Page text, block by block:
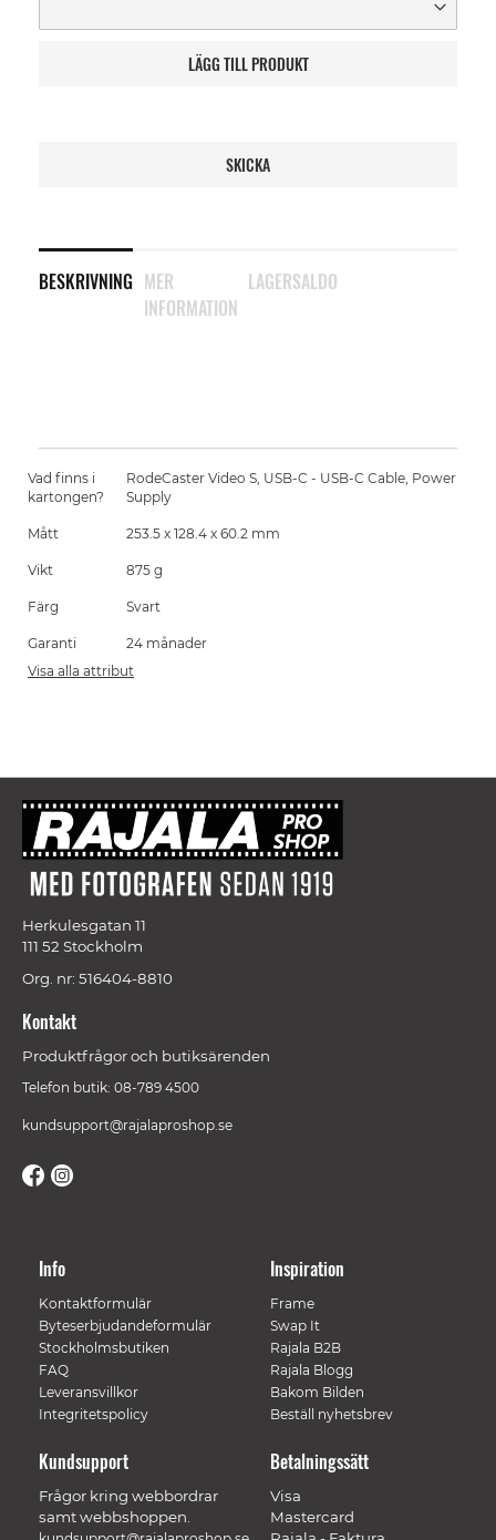
LÄGG TILL PRODUKT
SKICKA
BESKRIVNING MER
INFORMATION
LAGERSALDO
Vad finns i
kartongen?
RodeCaster Video S, USB-C - USB-C Cable, Power
Supply
Mått 253.5 x 128.4 x 60.2 mm
Vikt 875 g
Färg Svart
Garanti
24 månader
Visa alla attribut
Herkulesgatan 11
111 52 Stockholm
Org. nr: 516404-8810
Kontakt
Produktfrågor och butiksärenden
Telefon butik: 08-789 4500
kundsupport@rajalaproshop.se
Info
Kontaktformulär
Byteserbjudandeformulär
Stockholmsbutiken
FAQ
Leveransvillkor
Integritetspolicy
Inspiration
Frame
Swap It
Rajala B2B
Rajala Blogg
Bakom Bilden
Beställ nyhetsbrev
Betalningssätt
Visa
Mastercard
Kundsupport
Frågor kring webbordrar
samt webbshoppen.